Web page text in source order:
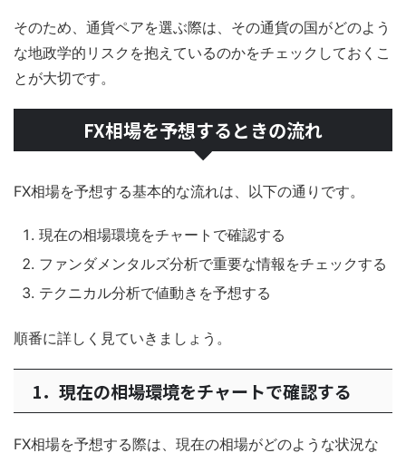
そのため、通貨ペアを選ぶ際は、その通貨の国がどのよう
な地政学的リスクを抱えているのかをチェックしておくこ
とが大切です。
FX相場を予想するときの流れ
FX相場を予想する基本的な流れは、以下の通りです。
現在の相場環境をチャートで確認する
ファンダメンタルズ分析で重要な情報をチェックする
テクニカル分析で値動きを予想する
順番に詳しく見ていきましょう。
1．現在の相場環境をチャートで確認する
FX相場を予想する際は、現在の相場がどのような状況な